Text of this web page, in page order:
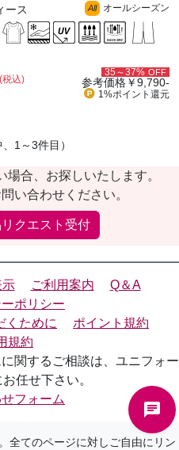
ース
All オールシーズン
(税込)
35～37% OFF
参考価格￥9,790-
1%ポイント 還元
、1～3件目）
合、お探しいたします。
い合わせください。
クエスト受付
ご利用案内
Q＆A
ポリシー
くために
ポイント規約
規約
関するご相談は、ユニフォー
任せ下さい。
フォーム
全てのページに対しご自由にリン